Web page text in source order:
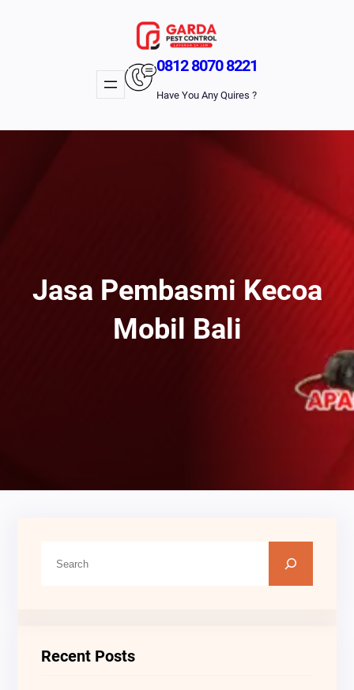
0812 8070 8221
Have You Any Quires ?
Jasa Pembasmi Kecoa
Mobil Bali
Recent Posts